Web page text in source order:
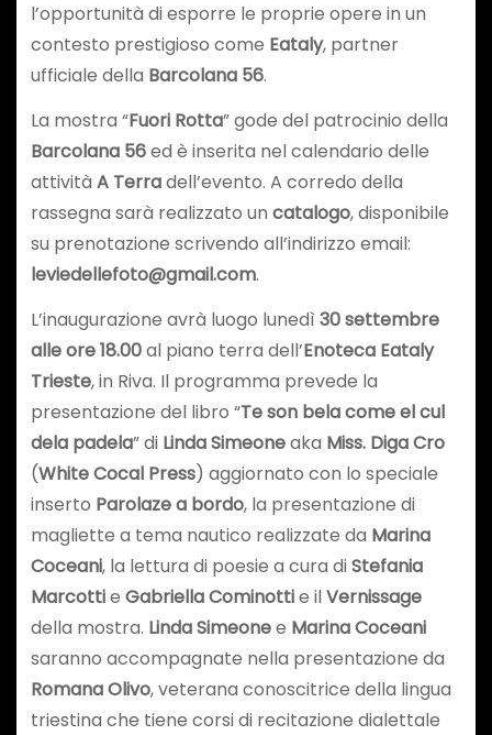
l’opportunità di esporre le proprie opere in un
contesto prestigioso come Eataly, partner
ufficiale della Barcolana 56.
La mostra “Fuori Rotta” gode del patrocinio della
Barcolana 56ed è inserita nel calendario delle
attività A Terradell’evento. A corredo della
rassegna sarà realizzato un catalogo, disponibile
su prenotazione scrivendo all’indirizzo email:
leviedellefoto@gmail.com.
L’inaugurazione avrà luogo lunedì 30 settembre
alle ore 18.00al piano terra dell’Enoteca Eataly
Trieste, in Riva. Il programma prevede la
presentazione del libro “Te son bela come el cul
dela padela” di Linda Simeoneaka Miss. Diga Cro
(White Cocal Press) aggiornato con lo speciale
inserto Parolaze a bordo, la presentazione di
magliette a tema nautico realizzate da Marina
Coceani, la lettura di poesie a cura diStefania
Marcottie Gabriella Cominottie ilVernissage
della mostra. Linda Simeonee Marina Coceani
saranno accompagnate nella presentazione da
Romana Olivo, veterana conoscitrice della lingua
triestina che tiene corsi di recitazione dialettale